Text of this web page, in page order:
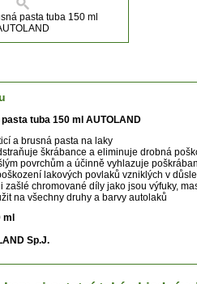
pasta tuba 150 ml
tuba 150 ml AUTOLAND
a brusná pasta na laky
škrábance a eliminuje drobná
povrchům a účinně vyhlazuje
lakových povlaků vzniklých v
zašlé chromované díly jako jsou výfuky,
na všechny druhy a barvy autolaků
Sp.J.